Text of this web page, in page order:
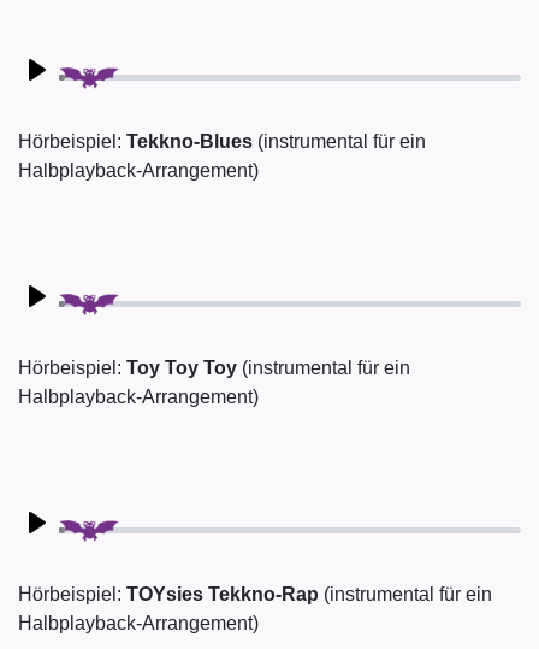
Hörbeispiel: Tekkno-Blues (instrumental für ein
Halbplayback-Arrangement)
Hörbeispiel: Toy Toy Toy (instrumental für ein
Halbplayback-Arrangement)
Hörbeispiel: TOYsies Tekkno-Rap (instrumental für ein
Halbplayback-Arrangement)